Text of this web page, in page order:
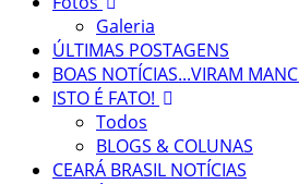
Galeria
ÚLTIMAS POSTAGENS
BOAS NOTÍCIAS...VIRAM
ISTO É FATO!
Todos
BLOGS & COLUNAS
CEARÁ BRASIL NOTÍCIAS